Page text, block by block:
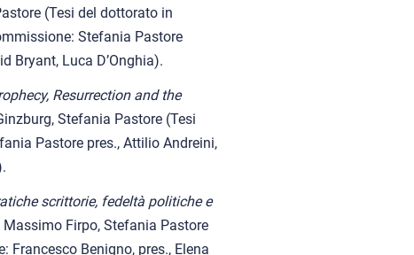
(Tesi del dottorato in
Stefania Pastore
Bryant, Luca D’Onghia).
Resurrection and the
Stefania Pastore (Tesi
Pastore pres., Attilio Andreini,
scrittorie, fedeltà politiche e
Massimo Firpo, Stefania Pastore
Francesco Benigno, pres., Elena